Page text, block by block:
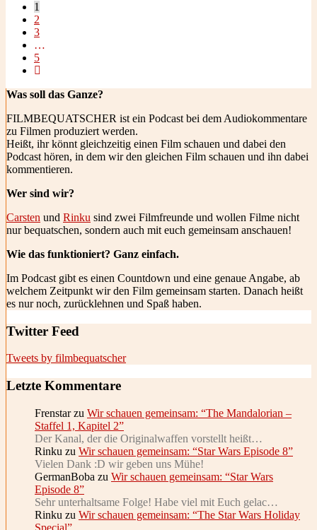
1
2
3
…
5
Was soll das Ganze?
FILMBEQUATSCHER ist ein Podcast bei dem Audiokommentare
zu Filmen produziert werden.
Heißt, ihr könnt gleichzeitig einen Film schauen und dabei den
Podcast hören, in dem wir den gleichen Film schauen und ihn dabei
kommentieren.
Wer sind wir?
Carsten und Rinku sind zwei Filmfreunde und wollen Filme nicht
nur bequatschen, sondern auch mit euch gemeinsam anschauen!
Wie das funktioniert? Ganz einfach.
Im Podcast gibt es einen Countdown und eine genaue Angabe, ab
welchem Zeitpunkt wir den Film gemeinsam starten. Danach heißt
es nur noch, zurücklehnen und Spaß haben.
Twitter Feed
Tweets by filmbequatscher
Letzte Kommentare
Frenstar zu Wir schauen gemeinsam: “The Mandalorian –
Staffel 1, Kapitel 2”
Der Kanal, der die Originalwaffen vorstellt heißt…
Rinku zu Wir schauen gemeinsam: “Star Wars Episode 8”
Vielen Dank :D wir geben uns Mühe!
GermanBoba zu Wir schauen gemeinsam: “Star Wars
Episode 8”
Sehr unterhaltsame Folge! Habe viel mit Euch gelac…
Rinku zu Wir schauen gemeinsam: “The Star Wars Holiday
Special”